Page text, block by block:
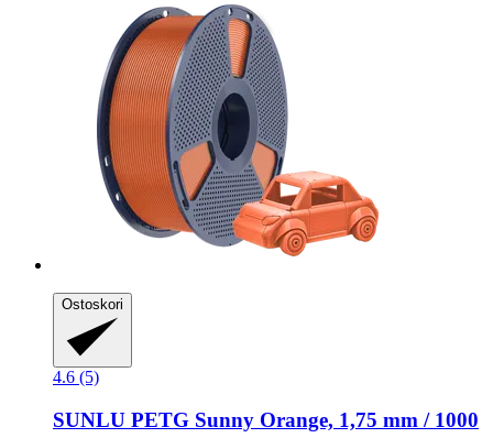
Ostoskori
4.6 (5)
SUNLU PETG Sunny Orange, 1,75 mm / 1000